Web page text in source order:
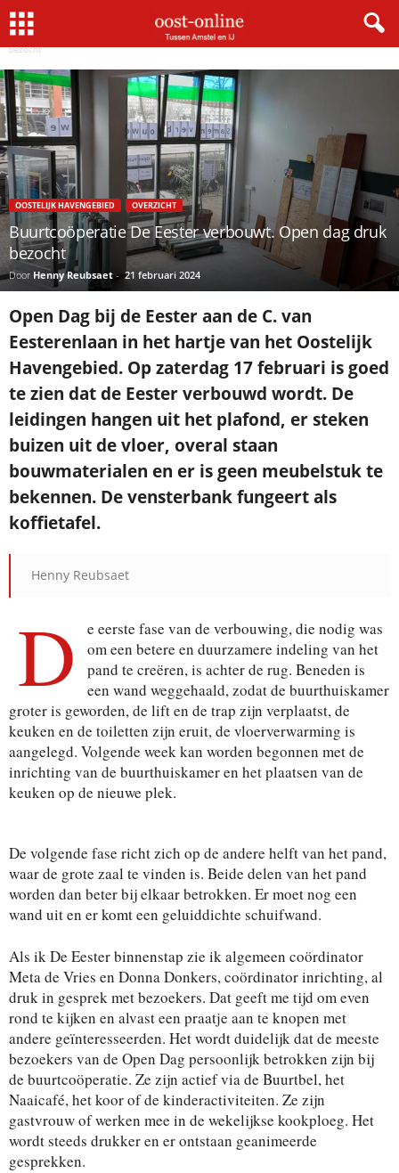
Home
Buurtcoöperatie De Eester verbouwt. Open dag druk
bezocht
OOSTELIJK HAVENGEBIED OVERZICHT
Buurtcoöperatie De Eester verbouwt. Open dag druk
bezocht
Door Henny Reubsaet - 21 februari 2024
Open Dag bij de Eester aan de C. van
Eesterenlaan in het hartje van het Oostelijk
Havengebied. Op zaterdag 17 februari is goed
te zien dat de Eester verbouwd wordt. De
leidingen hangen uit het plafond, er steken
buizen uit de vloer, overal staan
bouwmaterialen en er is geen meubelstuk te
bekennen. De vensterbank fungeert als
koffietafel.
Henny Reubsaet
D
e eerste fase van de verbouwing, die nodig was
om een betere en duurzamere indeling van het
pand te creëren, is achter de rug. Beneden is
een wand weggehaald, zodat de buurthuiskamer
groter is geworden, de lift en de trap zijn verplaatst, de
keuken en de toiletten zijn eruit, de vloerverwarming is
aangelegd. Volgende week kan worden begonnen met de
inrichting van de buurthuiskamer en het plaatsen van de
keuken op de nieuwe plek.
De volgende fase richt zich op de andere helft van het pand,
waar de grote zaal te vinden is. Beide delen van het pand
worden dan beter bij elkaar betrokken. Er moet nog een
wand uit en er komt een geluiddichte schuifwand.
Als ik De Eester binnenstap zie ik algemeen coördinator
Meta de Vries en Donna Donkers, coördinator inrichting, al
druk in gesprek met bezoekers. Dat geeft me tijd om even
rond te kijken en alvast een praatje aan te knopen met
andere geïnteresseerden. Het wordt duidelijk dat de meeste
bezoekers van de Open Dag persoonlijk betrokken zijn bij
de buurtcoöperatie. Ze zijn actief via de Buurtbel, het
Naaicafé, het koor of de kinderactiviteiten. Ze zijn
gastvrouw of werken mee in de wekelijkse kookploeg. Het
wordt steeds drukker en er ontstaan geanimeerde
gesprekken.